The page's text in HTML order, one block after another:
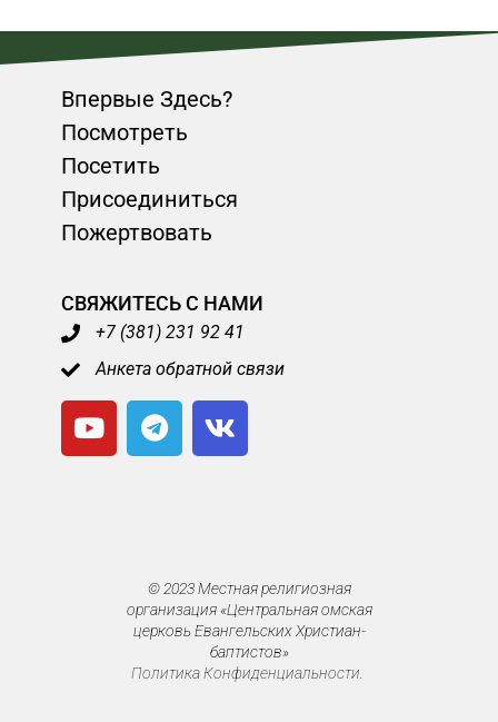
Впервые Здесь?
Посмотреть
Посетить
Присоединиться
Пожертвовать
СВЯЖИТЕСЬ С НАМИ
+7 (381) 231 92 41
Анкета обратной связи
© 2023 Местная религиозная
организация «Центральная омская
церковь Евангельских Христиан-
баптистов»
Политика Конфиденциальности